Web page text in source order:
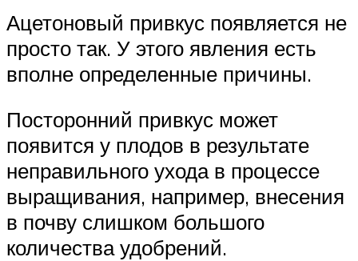
Ацетоновый привкус появляется не
просто так. У этого явления есть
вполне определенные причины.
Посторонний привкус может
появится у плодов в результате
неправильного ухода в процессе
выращивания, например, внесения
в почву слишком большого
количества удобрений.